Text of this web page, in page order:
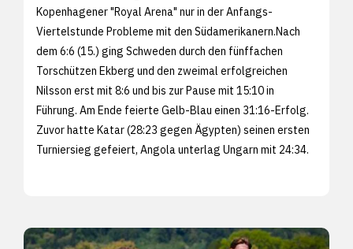
Kopenhagener "Royal Arena" nur in der Anfangs-
Viertelstunde Probleme mit den Südamerikanern.Nach
dem 6:6 (15.) ging Schweden durch den fünffachen
Torschützen Ekberg und den zweimal erfolgreichen
Nilsson erst mit 8:6 und bis zur Pause mit 15:10 in
Führung. Am Ende feierte Gelb-Blau einen 31:16-Erfolg.
Zuvor hatte Katar (28:23 gegen Ägypten) seinen ersten
Turniersieg gefeiert, Angola unterlag Ungarn mit 24:34.